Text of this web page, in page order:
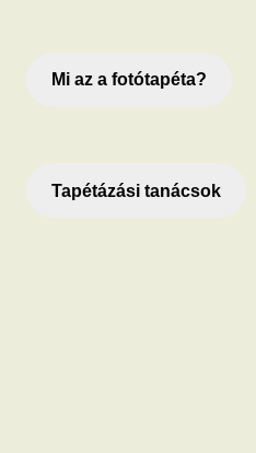
Mi az a fotótapéta?
Tapétázási tanácsok